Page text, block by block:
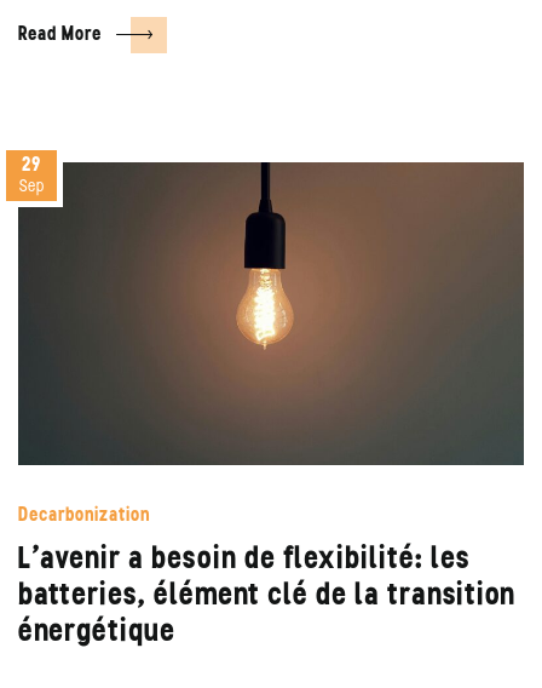
Read More
29
Sep
Decarbonization
L’avenir a besoin de flexibilité: les
batteries, élément clé de la transition
énergétique